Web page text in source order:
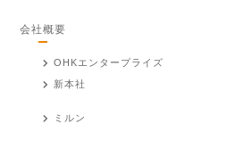
会社概要
OHKエンタープライズ
新本社
ミルン